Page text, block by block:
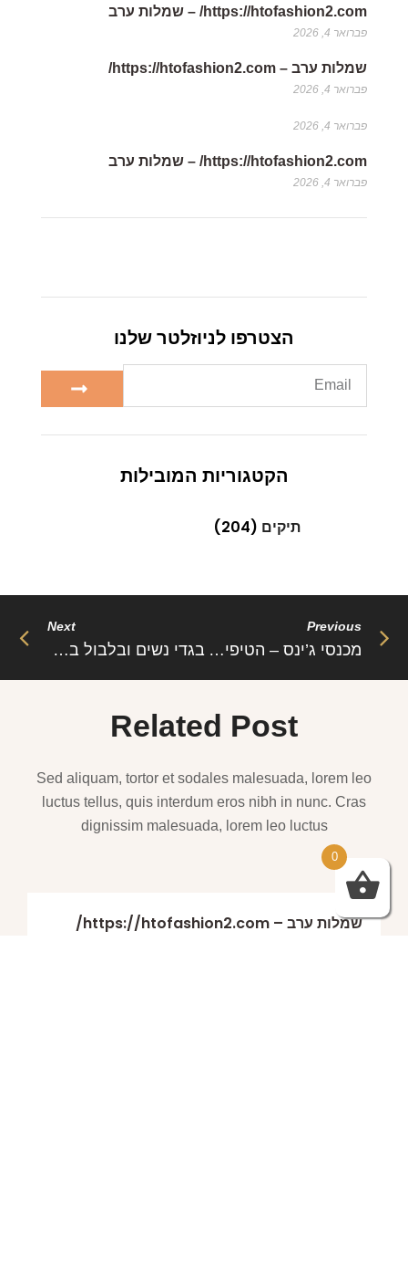
https://htofashion2.com/ – שמלות ערב
פברואר 4, 2026
שמלות ערב – https://htofashion2.com/
פברואר 4, 2026
פברואר 4, 2026
https://htofashion2.com/ – שמלות ערב
פברואר 4, 2026
הצטרפו לניוזלטר שלנו
הקטגוריות המובילות
תיקים (204)
Previous
Next
Related Post
Sed aliquam, tortor et sodales malesuada, lorem leo
luctus tellus, quis interdum eros nibh in nunc. Cras
dignissim malesuada, lorem leo luctus
שמלות ערב – https://htofashion2.com/
0